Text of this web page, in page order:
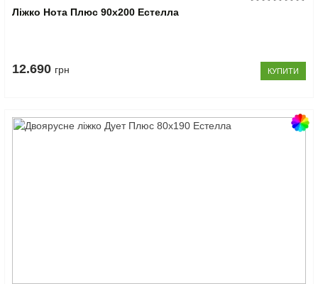
Ліжко Нота Плюс 90x200 Естелла
12.690 грн КУПИТИ